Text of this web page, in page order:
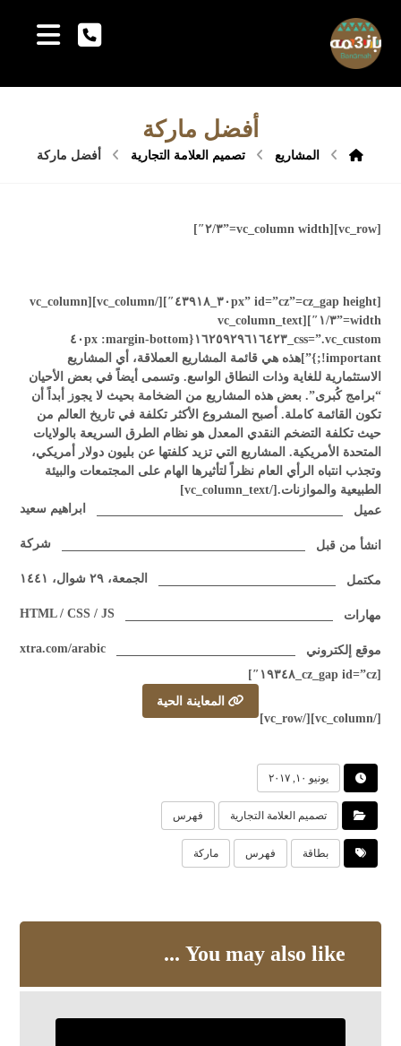
أفضل ماركة
المشاريع تصميم العلامة التجارية أفضل ماركة
[vc_row][vc_column width=”٢/٣″]
[cz_gap height=”٣٠px” id=”cz_٤٣٩١٨″][/vc_column][vc_column
width=”١/٣″][vc_column_text
css=”.vc_custom_١٦٢٥٩٢٩٦١٦٤٢٣{margin-bottom: ٤٠px
!important;}”]هذه هي قائمة المشاريع العملاقة، أي المشاريع
الاستثمارية للغاية وذات النطاق الواسع. وتسمى أيضاً في بعض الأحيان
“برامج كُبرى”. بعض هذه المشاريع من الضخامة بحيث لا يجوز أبداً أن
تكون القائمة كاملة. أصبح المشروع الأكثر تكلفة في تاريخ العالم من
حيث تكلفة التضخم النقدي المعدل هو نظام الطرق السريعة بالولايات
المتحدة الأمريكية. المشاريع التي تزيد كلفتها عن بليون دولار أمريكي،
وتجذب انتباه الرأي العام نظراً لتأثيرها الهام على المجتمعات والبيئة
الطبيعية والموازنات.[/vc_column_text]
عميل
ابراهيم سعيد
انشأ من قبل شركة
مكتمل الجمعة، ٢٩ شوال، ١٤٤١
مهارات HTML / CSS / JS
موقع إلكتروني
xtra.com/arabic
[cz_gap id=”cz_١٩٣٤٨″]
المعاينة الحية
[/vc_column][/vc_row]
يونيو ١٠, ٢٠١٧
تصميم العلامة التجارية فهرس
بطاقة فهرس ماركة
You may also like ...